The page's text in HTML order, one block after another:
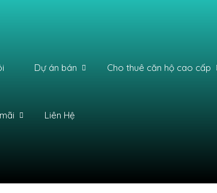
Dự án bán Cho thuê căn hộ cao cấp
Liên Hệ